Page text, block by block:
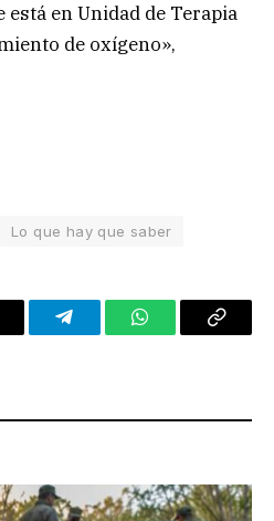
está en Unidad de Terapia
de oxígeno»,
Lo que hay que saber
TelegramWhatsAppCopy